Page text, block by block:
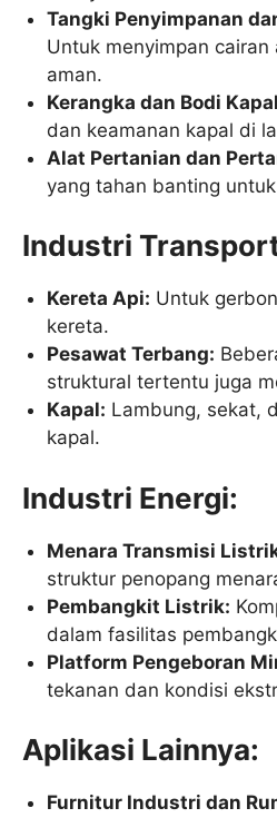
Tangki Penyimpanan
Untuk menyimpan
aman.
Kerangka dan Bodi
dan keamanan kapal di
Alat Pertanian dan
yang tahan banting
Industri
Kereta Api: Untuk
kereta.
Pesawat Terbang:
struktural tertentu juga
Kapal: Lambung, sekat,
kapal.
Industri Energi:
Menara Transmisi
struktur penopang
Pembangkit Listrik:
dalam fasilitas
Platform Pengeboran
tekanan dan kondisi
Aplikasi Lainnya:
Furnitur Industri dan